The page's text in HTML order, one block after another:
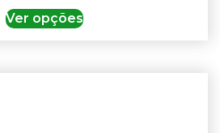
Ver opções